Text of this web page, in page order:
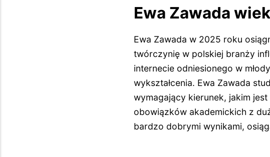
Ewa Zawada
Ewa Zawada w 2025 roku
twórczynię w polskiej branży
internecie odniesionego w
wykształcenia. Ewa Zawada
wymagający kierunek, jakim
obowiązków akademickich z
bardzo dobrymi wynikami,